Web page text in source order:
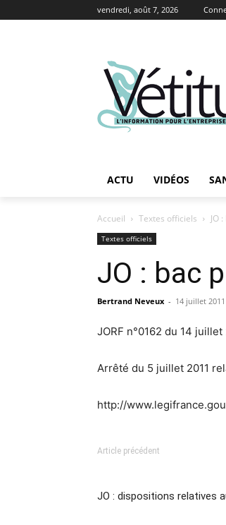
vendredi, août 7, 2026
ACTU VIDÉOS
Accueil Textes officiels JO
Textes officiels
JO : bac
Bertrand Neveux - 14 juillet 2011
JORF n°0162 du 14 juillet
Arrêté du 5 juillet 2011
http://
Article précédent
JO : dispositions relatives